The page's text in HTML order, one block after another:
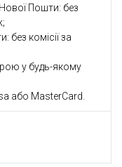
Нової Пошти: без
без комісії за
у будь-якому
або MasterCard.